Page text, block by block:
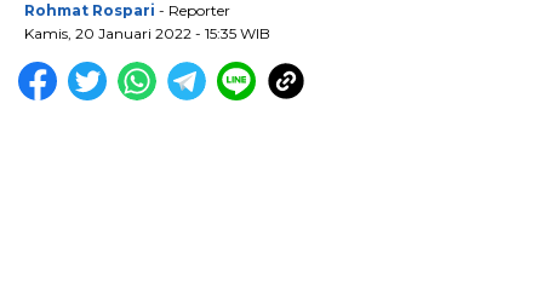
Rohmat Rospari - Reporter
Kamis, 20 Januari 2022 - 15:35 WIB